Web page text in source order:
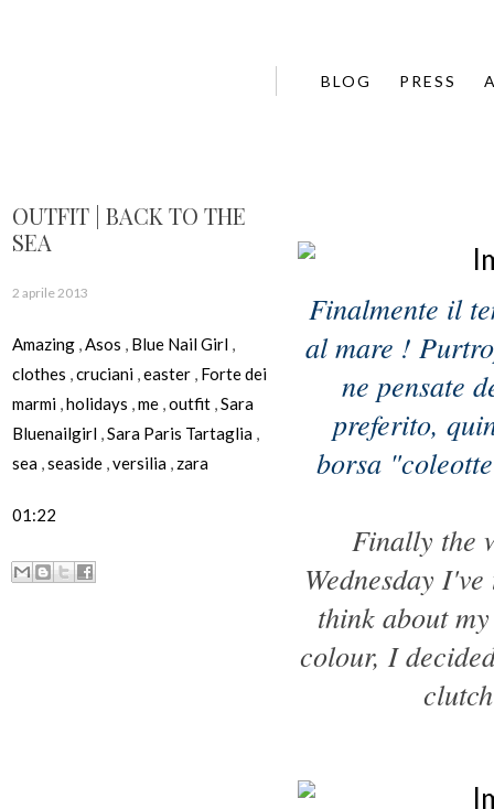
BLOG PRESS
OUTFIT | BACK TO THE
SEA
2 aprile 2013
Amazing ,Asos , Blue Nail Girl ,
clothes ,cruciani ,easter , Forte dei
marmi ,holidays ,me ,outfit ,Sara
Bluenailgirl ,Sara Paris Tartaglia ,
sea ,seaside ,versilia , zara
01:22
Finalmente il
al mare !
ne pensate
preferito,
borsa
Finally the
Wednesday
think about
colour, I